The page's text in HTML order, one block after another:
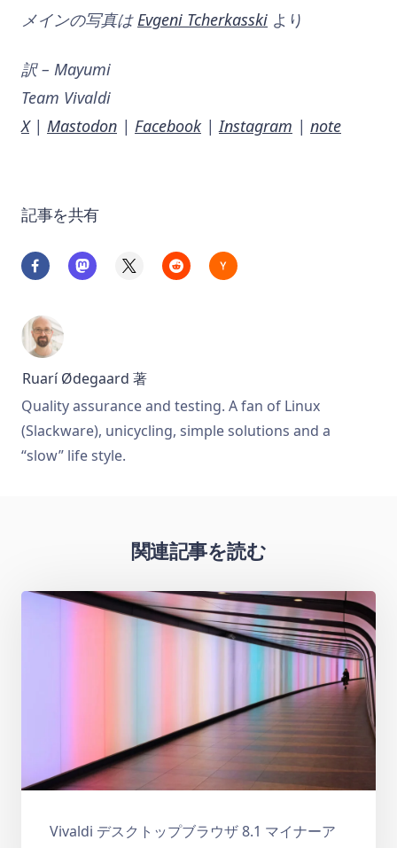
メインの写真はEvgeni Tcherkasski より
訳 – Mayumi
Team Vivaldi
X| Mastodon | Facebook |Instagram | note
記事を共有
Ruarí Ødegaard 著
Quality assurance and testing. A fan of Linux
(Slackware), unicycling, simple solutions and a
“slow” life style.
関連記事を読む
Vivaldi デスクトップブラウザ 8.1 マイナーア